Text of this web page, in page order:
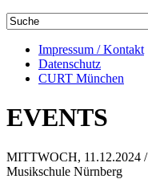
Impressum / Kontakt
Datenschutz
CURT München
EVENTS
MITTWOCH, 11.12.2024
Musikschule Nürnberg